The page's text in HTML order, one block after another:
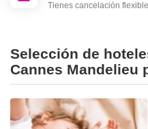
Tienes cancelación
Selección de
Cannes Mandelieu